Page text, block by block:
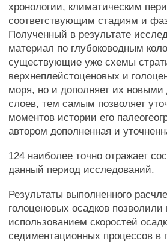
хронологии, климатическим
соответствующим стадиям и
Полученный в результате
материал по глубоководным
существующие уже схемы
верхнеплейстоценовых и
моря, но и дополняет их
слоев, тем самым позволяет
моментов истории его
автором дополненная и
124 наиболее точно отражает
данный период исследований.
Результаты выполненного
голоценовых осадков
использованием скоростей
седиментационных процессов в